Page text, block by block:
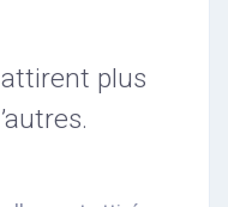
plus